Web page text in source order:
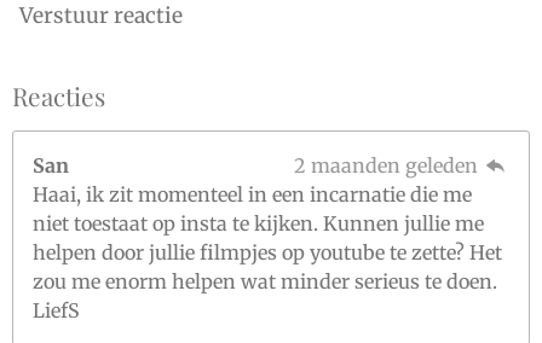
Verstuur reactie
Reacties
San
2 maanden geleden
Haai, ik zit momenteel in een incarnatie die me
niet toestaat op insta te kijken. Kunnen jullie me
helpen door jullie filmpjes op youtube te zette? Het
zou me enorm helpen wat minder serieus te doen.
LiefS